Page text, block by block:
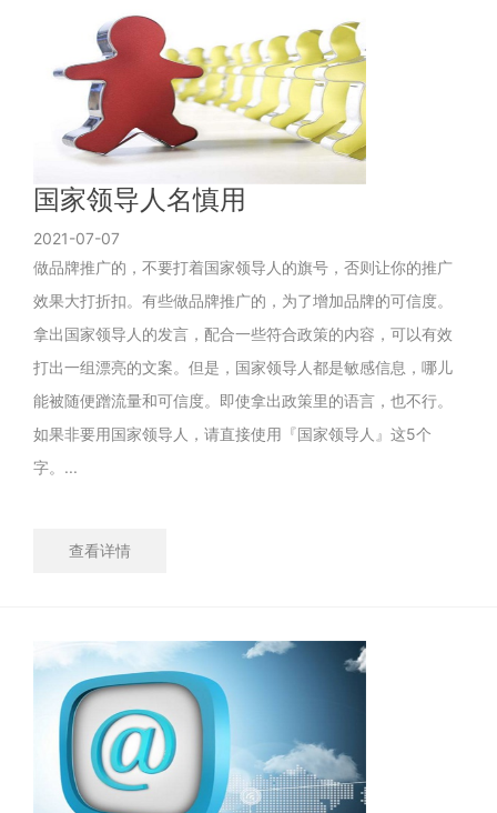
国家领导人名慎用
2021-07-07
做品牌推广的，不要打着国家领导人的旗号，否则让你的推广
效果大打折扣。有些做品牌推广的，为了增加品牌的可信度。
拿出国家领导人的发言，配合一些符合政策的内容，可以有效
打出一组漂亮的文案。但是，国家领导人都是敏感信息，哪儿
能被随便蹭流量和可信度。即使拿出政策里的语言，也不行。
如果非要用国家领导人，请直接使用『国家领导人』这5个
字。...
查看详情